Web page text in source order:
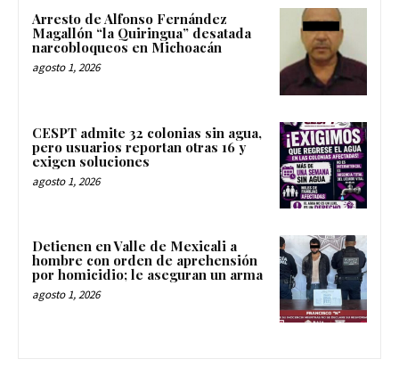
Arresto de Alfonso Fernández
Magallón “la Quiringua” desatada
narcobloqueos en Michoacán
agosto 1, 2026
CESPT admite 32 colonias sin agua,
pero usuarios reportan otras 16 y
exigen soluciones
agosto 1, 2026
Detienen en Valle de Mexicali a
hombre con orden de aprehensión
por homicidio; le aseguran un arma
agosto 1, 2026